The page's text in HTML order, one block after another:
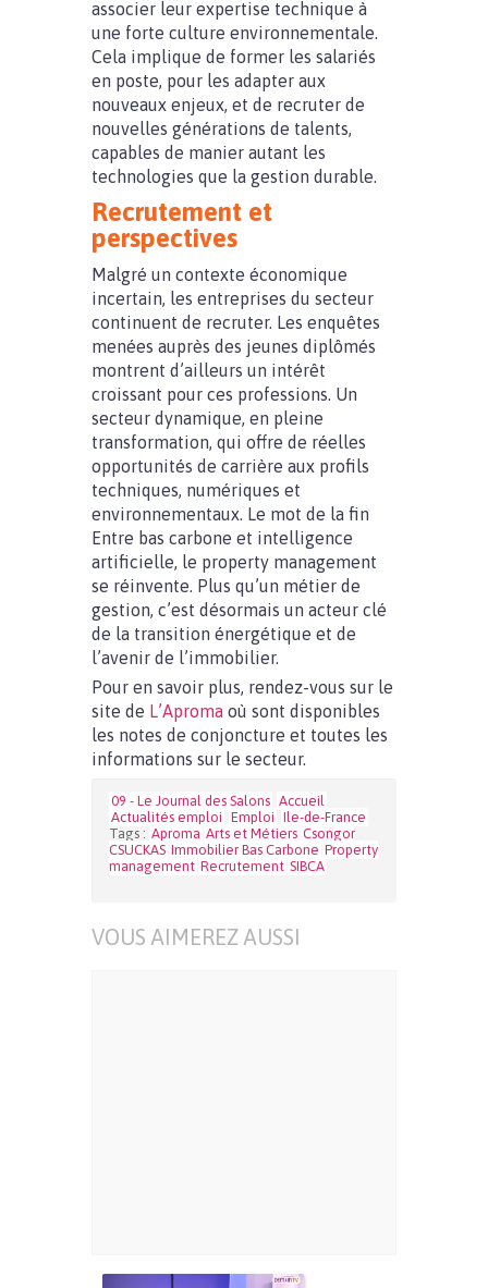
associer leur expertise technique à
une forte culture environnementale.
Cela implique de former les salariés
en poste, pour les adapter aux
nouveaux enjeux, et de recruter de
nouvelles générations de talents,
capables de manier autant les
technologies que la gestion durable.
Recrutement et
perspectives
Malgré un contexte économique
incertain, les entreprises du secteur
continuent de recruter. Les enquêtes
menées auprès des jeunes diplômés
montrent d’ailleurs un intérêt
croissant pour ces professions. Un
secteur dynamique, en pleine
transformation, qui offre de réelles
opportunités de carrière aux profils
techniques, numériques et
environnementaux. Le mot de la fin
Entre bas carbone et intelligence
artificielle, le property management
se réinvente. Plus qu’un métier de
gestion, c’est désormais un acteur clé
de la transition énergétique et de
l’avenir de l’immobilier.
Pour en savoir plus, rendez-vous sur le
site de L’Aproma où sont disponibles
les notes de conjoncture et toutes les
informations sur le secteur.
09 - Le Journal des Salons Accueil
Actualités emploi Emploi Ile-de-France
Tags : Aproma Arts et Métiers Csongor
CSUCKAS Immobilier Bas Carbone Property
management Recrutement SIBCA
VOUS AIMEREZ AUSSI